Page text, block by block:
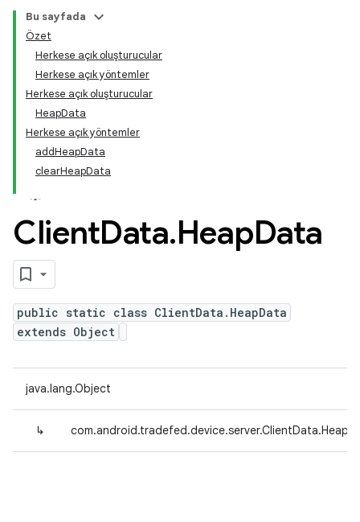
Bu sayfada
Özet
Herkese açık oluşturucular
Herkese açık yöntemler
Herkese açık oluşturucular
HeapData
Herkese açık yöntemler
addHeapData
clearHeapData
ClientData.HeapData
public static class ClientData.HeapData
extends Object
java.lang.Object
↳